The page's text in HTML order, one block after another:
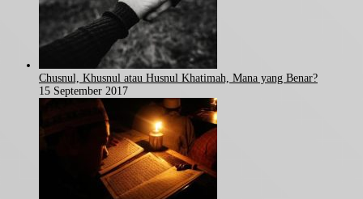
Chusnul, Khusnul atau Husnul Khatimah, Mana yang Benar?
15 September 2017